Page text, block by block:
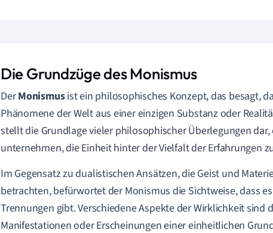
Die Grundzüge des Monismus
DerMonismusist ein philosophisches Konzept, das besagt,
Phänomene der Welt aus einer einzigen Substanz oder
stellt die Grundlage vieler philosophischer Überlegungen dar,
unternehmen, die Einheit hinter der Vielfalt der Erfahrungen
Im Gegensatz zu dualistischen Ansätzen, die Geist und
betrachten, befürwortet der Monismus die Sichtweise, dass
Trennungen gibt. Verschiedene Aspekte der Wirklichkeit sind
Manifestationen oder Erscheinungen einer einheitlichen